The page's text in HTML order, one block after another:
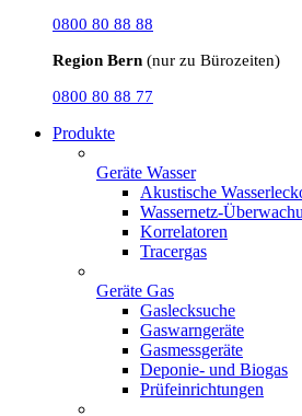
0800 80 88 88
Region Bern (nur zu Bürozeiten)
0800 80 88 77
Produkte
Geräte Wasser
Akustische
Wassernetz-
Korrelatoren
Tracergas
Geräte Gas
Gaslecksuche
Gaswarngeräte
Gasmessgeräte
Deponie- und Biogas
Prüfeinrichtungen